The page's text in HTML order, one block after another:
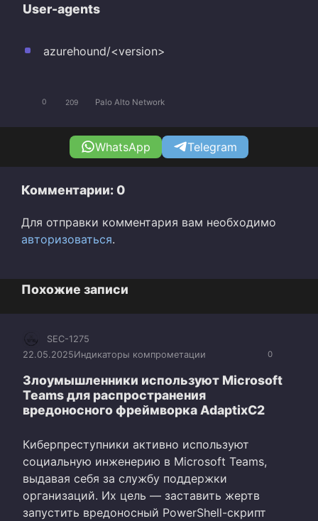
User-agents
azurehound/<version>
0 209 Palo Alto Network
WhatsApp Telegram
Комментарии: 0
Для отправки комментария вам необходимо
авторизоваться.
Похожие записи
0
SEC-1275
22.05.2025Индикаторы компрометации
Злоумышленники используют Microsoft
Teams для распространения
вредоносного фреймворка AdaptixC2
Киберпреступники активно используют
социальную инженерию в Microsoft Teams,
выдавая себя за службу поддержки
организаций. Их цель — заставить жертв
запустить вредоносный PowerShell-скрипт